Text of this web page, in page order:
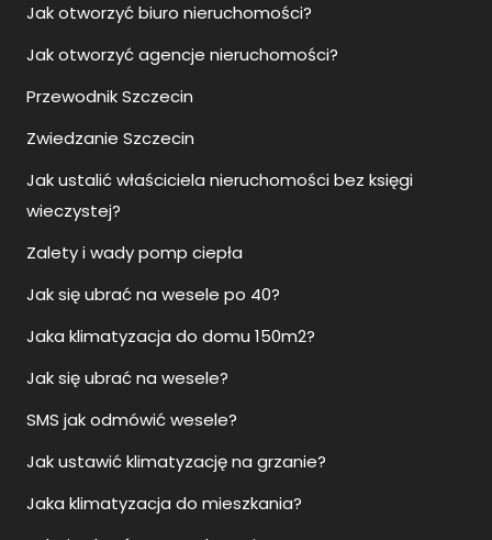
Jak otworzyć biuro nieruchomości?
Jak otworzyć agencje nieruchomości?
Przewodnik Szczecin
Zwiedzanie Szczecin
Jak ustalić właściciela nieruchomości bez księgi
wieczystej?
Zalety i wady pomp ciepła
Jak się ubrać na wesele po 40?
Jaka klimatyzacja do domu 150m2?
Jak się ubrać na wesele?
SMS jak odmówić wesele?
Jak ustawić klimatyzację na grzanie?
Jaka klimatyzacja do mieszkania?